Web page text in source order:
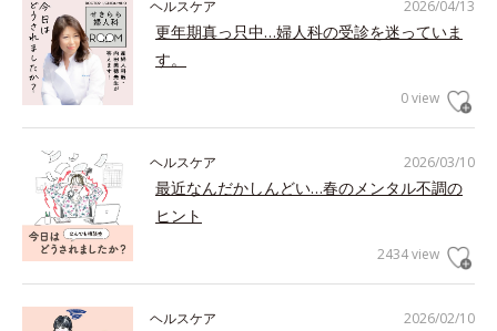
2026/04/13
ヘルスケア
更年期真っ只中…婦人科の受診を迷っていま
す。
0 view
2026/03/10
ヘルスケア
最近なんだかしんどい…春のメンタル不調の
ヒント
2434 view
2026/02/10
ヘルスケア